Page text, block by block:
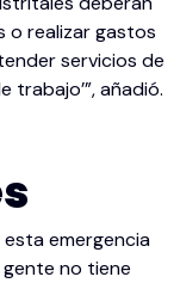
realizar gastos
servicios de
trabajo’”, añadió.
emergencia
no tiene